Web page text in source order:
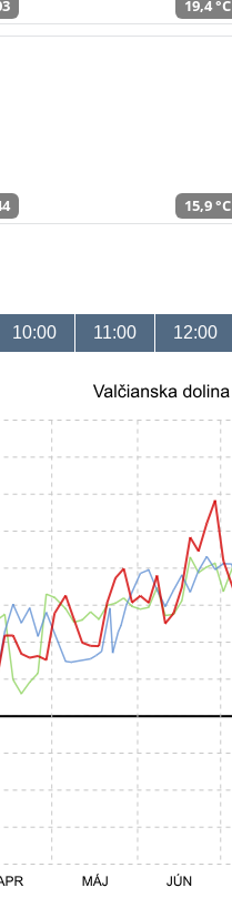
19,4 °C
15,9 °C
10:00 11:00 12:00